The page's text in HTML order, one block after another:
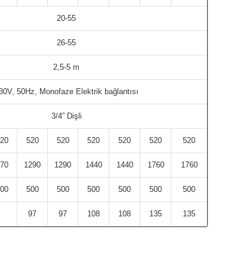
20-55
26-55
2,5-5 m
50Hz, Monofaze Elektrik bağlantısı
3/4” Dişli
520 520 520 520 520 520
1290 1290 1440 1440 1760 1760
500 500 500 500 500 500
97 97 108 108 135 135